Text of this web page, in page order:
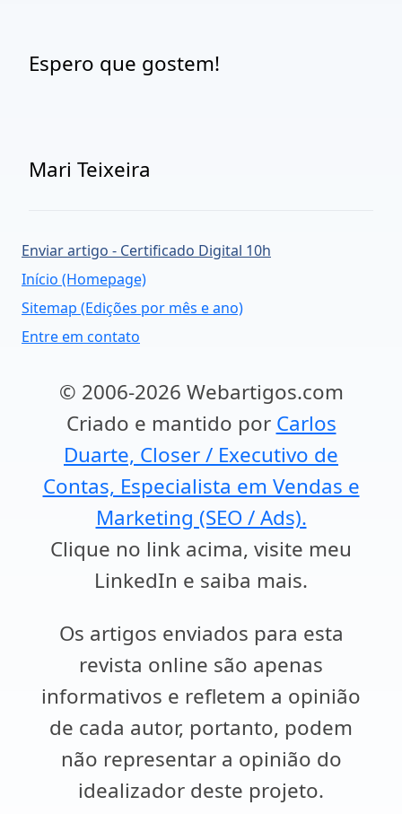
Espero que gostem!
Mari Teixeira
Enviar artigo - Certificado Digital 10h
Início (Homepage)
Sitemap (Edições por mês e ano)
Entre em contato
© 2006-2026 Webartigos.com
Criado e mantido por Carlos
Duarte, Closer / Executivo de
Contas, Especialista em Vendas e
Marketing (SEO / Ads).
Clique no link acima, visite meu
LinkedIn e saiba mais.
Os artigos enviados para esta
revista online são apenas
informativos e refletem a opinião
de cada autor, portanto, podem
não representar a opinião do
idealizador deste projeto.